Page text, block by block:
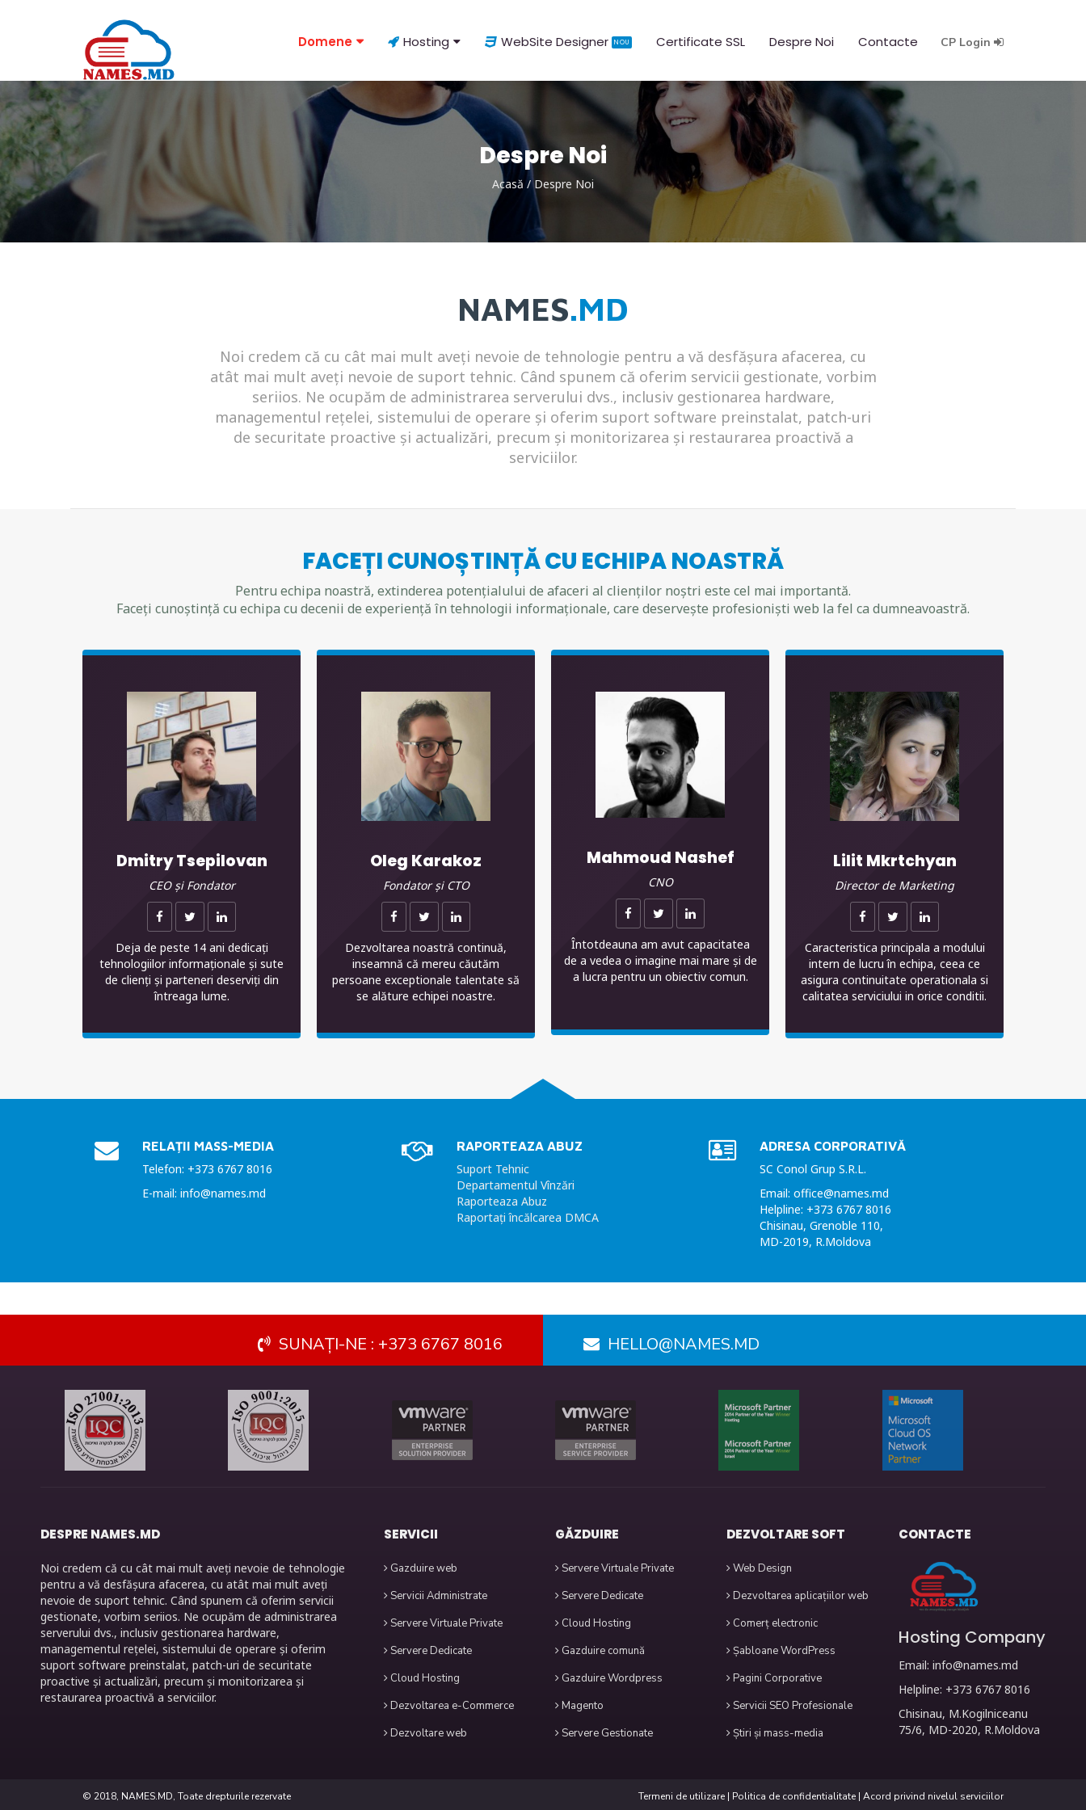
CP Login
Domene Hosting WebSite Designer NOU Certificate SSL Despre Noi Contacte
Despre Noi
Acasă /Despre Noi
NAMES.MD
Noi credem că cu cât mai mult aveți nevoie de tehnologie pentru a vă desfășura afacerea, cu
atât mai mult aveți nevoie de suport tehnic. Când spunem că oferim servicii gestionate, vorbim
seriios. Ne ocupăm de administrarea serverului dvs., inclusiv gestionarea hardware,
managementul rețelei, sistemului de operare și oferim suport software preinstalat, patch-uri
de securitate proactive și actualizări, precum și monitorizarea și restaurarea proactivă a
serviciilor.
FACEȚI CUNOȘTINȚĂ CU ECHIPA NOASTRĂ
Pentru echipa noastră, extinderea potențialului de afaceri al clienților noștri este cel mai importantă.
Faceți cunoștință cu echipa cu decenii de experiență în tehnologii informaționale, care deservește profesioniști web la fel ca dumneavoastră.
Dmitry Tsepilovan
CEO și Fondator
Deja de peste 14 ani dedicați
tehnologiilor informaționale și sute
de clienți și parteneri deserviți din
întreaga lume.
Oleg Karakoz
Fondator și CTO
Dezvoltarea noastră continuă,
inseamnă că mereu căutăm
persoane exceptionale talentate să
se alăture echipei noastre.
Mahmoud Nashef
CNO
Întotdeauna am avut capacitatea
de a vedea o imagine mai mare și de
a lucra pentru un obiectiv comun.
Lilit Mkrtchyan
Director de Marketing
Caracteristica principala a modului
intern de lucru în echipa, ceea ce
asigura continuitate operationala si
calitatea serviciului in orice conditii.
RELAȚII MASS-MEDIA
Telefon: +373 6767 8016
E-mail: info@names.md
RAPORTEAZA ABUZ
Suport Tehnic
Departamentul Vînzări
Raporteaza Abuz
Raportați încălcarea DMCA
ADRESA CORPORATIVĂ
SC Conol Grup S.R.L.
Email: office@names.md
Helpline: +373 6767 8016
Chisinau, Grenoble 110,
MD-2019, R.Moldova
SUNAȚI-NE : +373 6767 8016 HELLO@NAMES.MD
DESPRE NAMES.MD
Noi credem că cu cât mai mult aveți nevoie de tehnologie
pentru a vă desfășura afacerea, cu atât mai mult aveți
nevoie de suport tehnic. Când spunem că oferim servicii
gestionate, vorbim seriios. Ne ocupăm de administrarea
serverului dvs., inclusiv gestionarea hardware,
managementul rețelei, sistemului de operare și oferim
suport software preinstalat, patch-uri de securitate
proactive și actualizări, precum și monitorizarea și
restaurarea proactivă a serviciilor.
SERVICII
Gazduire web
Servicii Administrate
Servere Virtuale Private
Servere Dedicate
Cloud Hosting
Dezvoltarea e-Commerce
Dezvoltare web
GĂZDUIRE
Servere Virtuale Private
Servere Dedicate
Cloud Hosting
Gazduire comună
Gazduire Wordpress
Magento
Servere Gestionate
DEZVOLTARE SOFT
Web Design
Dezvoltarea aplicațiilor web
Comerț electronic
Șabloane WordPress
Pagini Corporative
Servicii SEO Profesionale
Știri și mass-media
CONTACTE
Hosting Company
Email: info@names.md
Helpline: +373 6767 8016
Chisinau, M.Kogilniceanu
75/6, MD-2020, R.Moldova
© 2018, NAMES.MD, Toate drepturile rezervate Termeni de utilizare | Politica de confidentialitate | Acord privind nivelul serviciilor